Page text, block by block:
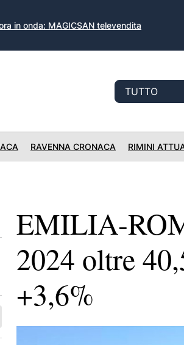
in onda: MAGICSAN televendita
RAVENNA CRONACA RIMINI
EMILIA-
2024 oltre
+3,6%